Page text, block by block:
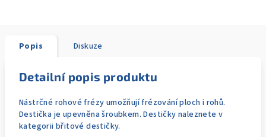
Popis Diskuze
Detailní popis produktu
Nástrčné rohové frézy umožňují frézování ploch i rohů.
Destička je upevněna šroubkem. Destičky naleznete v
kategorii břitové destičky.